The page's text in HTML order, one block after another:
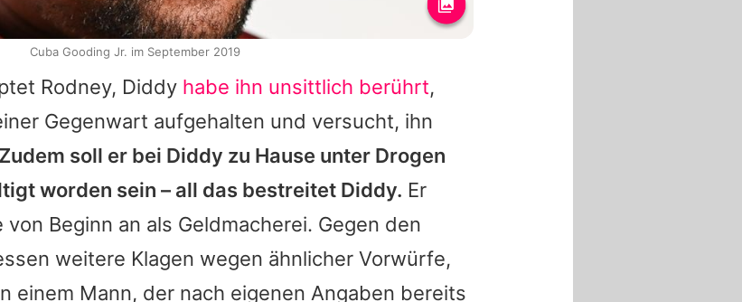
Rodney, Diddy habe ihn unsittlich berührt,
Gegenwart aufgehalten und versucht, ihn
Zudem soll er bei Diddy zu Hause unter Drogen
worden sein – all das bestreitet Diddy. Er
Beginn an als Geldmacherei. Gegen den
weitere Klagen wegen ähnlicher Vorwürfe,
einem Mann, der nach eigenen Angaben bereits
Cuba Gooding Jr. im September 2019